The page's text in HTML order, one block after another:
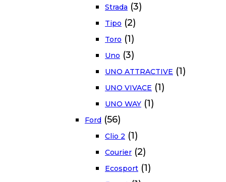
Strada (3)
Tipo (2)
Toro (1)
Uno (3)
UNO ATTRACTIVE (1)
UNO VIVACE (1)
UNO WAY (1)
Ford (56)
Clio 2 (1)
Courier (2)
Ecosport (1)